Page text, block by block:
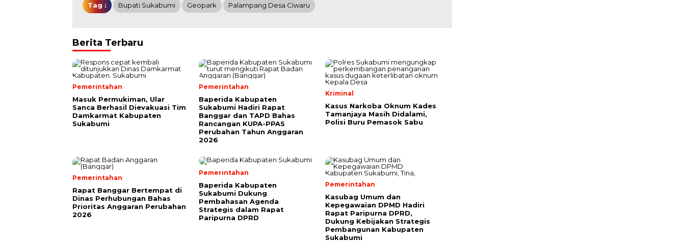
Tag : Bupati Sukabumi Geopark Palampang Desa Ciwaru
Berita Terbaru
Pemerintahan
Masuk Permukiman, Ular
Sanca Berhasil Dievakuasi Tim
Damkarmat Kabupaten
Sukabumi
Pemerintahan
Baperida Kabupaten
Sukabumi Hadiri Rapat
Banggar dan TAPD Bahas
Rancangan KUPA-PPAS
Perubahan Tahun Anggaran
2026
Kriminal
Kasus Narkoba Oknum Kades
Tamanjaya Masih Didalami,
Polisi Buru Pemasok Sabu
Pemerintahan
Rapat Banggar Bertempat di
Dinas Perhubungan Bahas
Prioritas Anggaran Perubahan
2026
Pemerintahan
Baperida Kabupaten
Sukabumi Dukung
Pembahasan Agenda
Strategis dalam Rapat
Paripurna DPRD
Pemerintahan
Kasubag Umum dan
Kepegawaian DPMD Hadiri
Rapat Paripurna DPRD,
Dukung Kebijakan Strategis
Pembangunan Kabupaten
Sukabumi